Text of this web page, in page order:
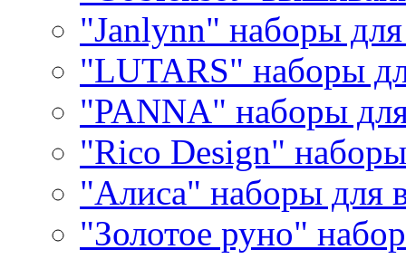
"Janlynn" наборы
"LUTARS" наборы
"PANNA" наборы
"Rico Design"
"Алиса" наборы для
"Золотое руно"